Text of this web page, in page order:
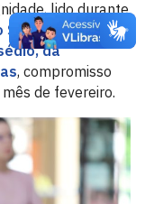
lido durante
Setorial de
da
, compromisso
de fevereiro.